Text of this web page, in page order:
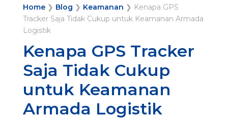
Home❯ Blog ❯ Keamanan ❯ Kenapa GPS
Tracker Saja Tidak Cukup untuk Keamanan Armada
Logistik
Kenapa GPS Tracker
Saja Tidak Cukup
untuk Keamanan
Armada Logistik